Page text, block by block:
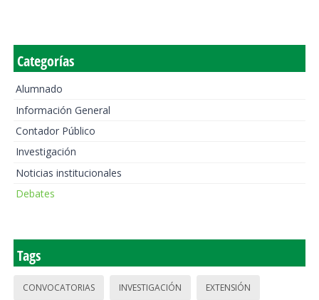
Categorías
Alumnado
Información General
Contador Público
Investigación
Noticias institucionales
Debates
Tags
CONVOCATORIAS INVESTIGACIÓN EXTENSIÓN